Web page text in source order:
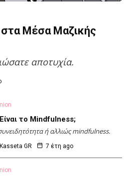
Μέσα Μαζικής
αποτυχία.
το Mindfulness;
ή αλλιώς mindfulness.
Kasseta GR 7 έτη ago